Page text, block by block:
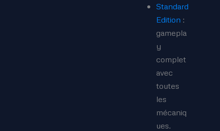
Standard
Edition :
gamepla
y
complet
avec
toutes
les
mécaniq
ues.